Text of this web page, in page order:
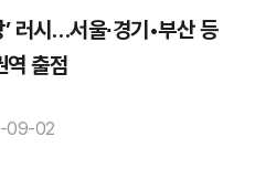
러시…서울∙경기•부산 등
역 출점
09-02